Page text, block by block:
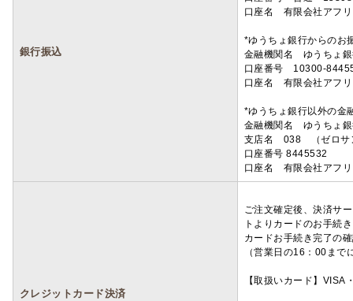
銀行振込
口座名 有限会社アフ
*ゆうちょ銀行からのお
金融機関名 ゆうちょ
口座番号 10300-
口座名 有限会社アフ
*ゆうちょ銀行以外の金
金融機関名 ゆうちょ
支店名 038 （ゼロサ
口座番号 8445532
口座名 有限会社アフ
クレジットカード決済
ご注文確定後、決済サ
トよりカードのお手続
カードお手続き完了の
（営業日の16：00ま
【取扱いカード】